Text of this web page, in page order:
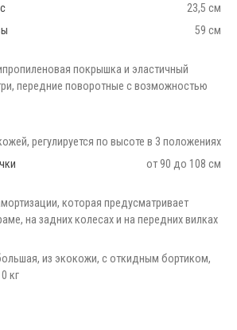
23,5 см
59 см
покрышка и эластичный
передние поворотные с возможностью
регулируется по высоте в 3 положениях
от 90 до 108 см
которая предусматривает
на задних колесах и на передних вилках
из экокожи, с откидным бортиком,
кг